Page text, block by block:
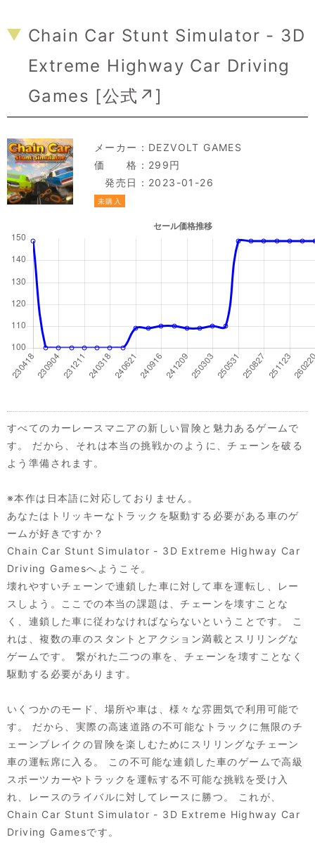
Chain Car Stunt Simulator - 3D
Extreme Highway Car Driving
Games [公式↗]
メーカー： DEZVOLT GAMES
価 格：299円
発売日：2023-01-26
未購入
すべてのカーレースマニアの新しい冒険と魅力あるゲームで
す。 だから、それは本当の挑戦かのように、チェーンを破る
よう準備されます。
※本作は日本語に対応しておりません。
あなたはトリッキーなトラックを駆動する必要がある車のゲ
ームが好きですか？
Chain Car Stunt Simulator - 3D Extreme Highway Car
Driving Gamesへようこそ。
壊れやすいチェーンで連鎖した車に対して車を運転し、レー
スしよう。ここでの本当の課題は、チェーンを壊すことな
く、連鎖した車に従わなければならないということです。 こ
れは、複数の車のスタントとアクション満載とスリリングな
ゲームです。 繋がれた二つの車を、チェーンを壊すことなく
駆動する必要があります。
いくつかのモード、場所や車は、様々な雰囲気で利用可能で
す。 だから、実際の高速道路の不可能なトラックに無限のチ
ェーンブレイクの冒険を楽しむためにスリリングなチェーン
車の運転席に入る。 この不可能な連鎖した車のゲームで高級
スポーツカーやトラックを運転する不可能な挑戦を受け入
れ、レースのライバルに対してレースに勝つ。 これが、
Chain Car Stunt Simulator - 3D Extreme Highway Car
Driving Gamesです。